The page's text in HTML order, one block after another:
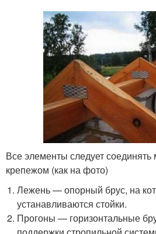
Все элементы следует соединять
крепежом (как на фото)
Лежень — опорный брус, на
устанавливаются стойки.
Прогоны — горизонтальные